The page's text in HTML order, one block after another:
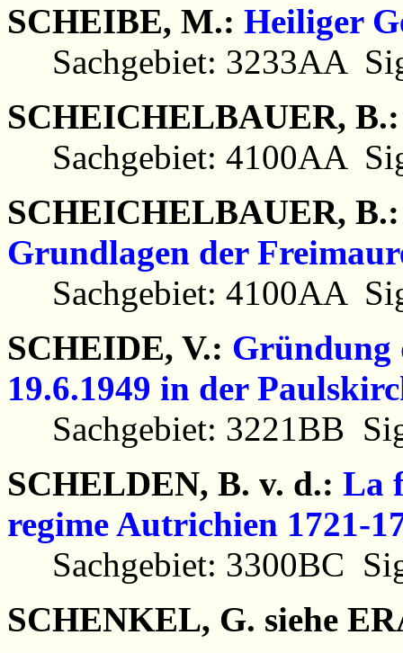
SCHEIBE, M.: Heiliger
Sachgebiet: 3233AA
SCHEICHELBAUER,
Sachgebiet: 4100AA
SCHEICHELBAUER,
Grundlagen der
Sachgebiet: 4100AA
SCHEIDE, V.: Gründung
19.6.1949 in der
Sachgebiet: 3221BB
SCHELDEN, B. v. d.: La
regime Autrichien 1721-
Sachgebiet: 3300BC
SCHENKEL, G. siehe